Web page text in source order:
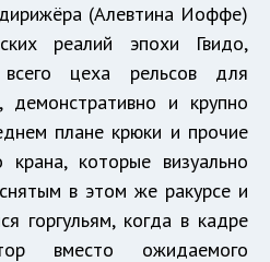
(Алевтина Иоффе)
реалий эпохи Гвидо,
цеха рельсов для
демонстративно и крупно
плане крюки и прочие
крана, которые визуально
в этом же ракурсе и
горгульям, когда в кадре
вместо ожидаемого